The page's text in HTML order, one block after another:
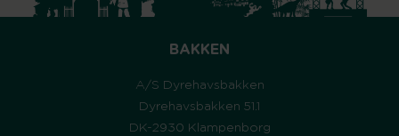
BAKKEN
A/S Dyrehavsbakken
Dyrehavsbakken 51.1
DK-2930 Klampenborg